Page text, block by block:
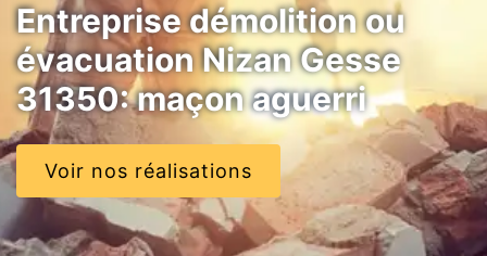
Entreprise démolition ou
évacuation Nizan Gesse
31350: maçon aguerri
Voir nos réalisations